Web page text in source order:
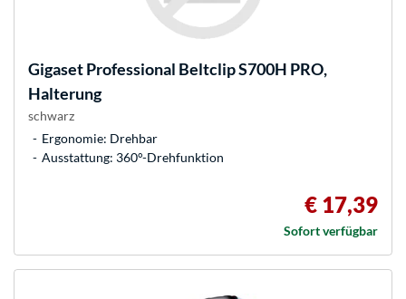
GigasetProfessional Beltclip S700H PRO,
Halterung
schwarz
Ergonomie: Drehbar
Ausstattung: 360°-Drehfunktion
€ 17,39
Sofort verfügbar